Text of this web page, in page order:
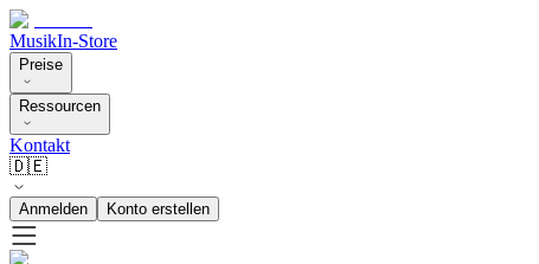
MusikIn-Store
Preise
Ressourcen
Kontakt
🇩🇪
Anmelden Konto erstellen